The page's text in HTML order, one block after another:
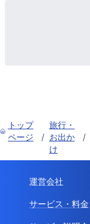
トップ
ページ
/
旅行・
お出か
け
/
運営会社
サービス・料金